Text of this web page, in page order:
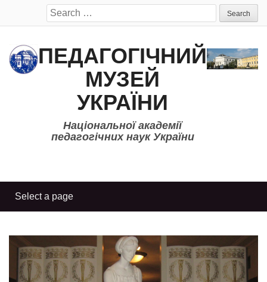
Search
for:
ПЕДАГОГІЧНИЙ
МУЗЕЙ
УКРАЇНИ
Національної академії
педагогічних наук України